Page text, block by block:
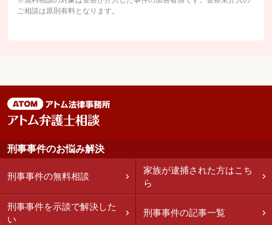
ご相談は原則有料となります。
刑事事件のお悩み解決
刑事事件の無料相談
家族が逮捕された方はこち
ら
刑事事件を示談で解決した
い
刑事事件の記事一覧